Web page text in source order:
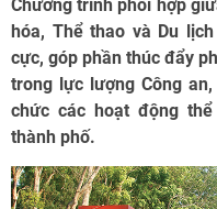
Chương trình phối hợp
hóa, Thể thao và Du
cực, góp phần thúc đẩy
trong lực lượng Công
chức các hoạt động
thành phố.